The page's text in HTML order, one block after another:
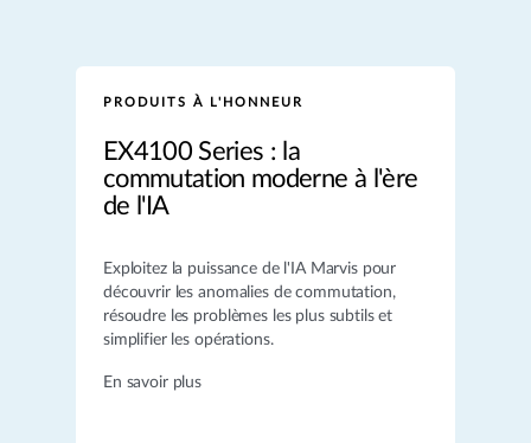
PRODUITS À L'HONNEUR
EX4100 Series : la
commutation moderne à l'ère
de l'IA
Exploitez la puissance de l'IA Marvis pour
découvrir les anomalies de commutation,
résoudre les problèmes les plus subtils et
simplifier les opérations.
En savoir plus